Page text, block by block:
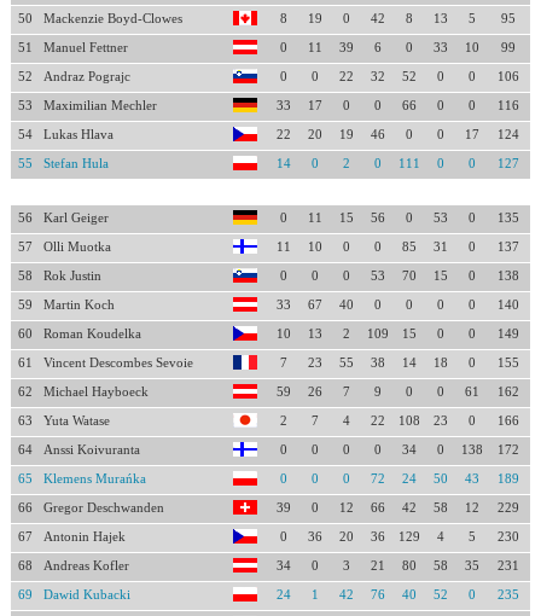
50 Mackenzie Boyd-Clowes 8 19 0 42 8 13 5 95
51 Manuel Fettner 0 11 39 6 0 33 10 99
52 Andraz Pograjc 0 0 22 32 52 0 0 106
53 Maximilian Mechler 33 17 0 0 66 0 0 116
54 Lukas Hlava 22 20 19 46 0 0 17 124
55 Stefan Hula 14 0 2 0 111 0 0 127
56 Karl Geiger 0 11 15 56 0 53 0 135
57 Olli Muotka 11 10 0 0 85 31 0 137
58 Rok Justin 0 0 0 53 70 15 0 138
59 Martin Koch 33 67 40 0 0 0 0 140
60 Roman Koudelka 10 13 2 109 15 0 0 149
61 Vincent Descombes Sevoie 7 23 55 38 14 18 0 155
62 Michael Hayboeck 59 26 7 9 0 0 61 162
63 Yuta Watase 2 7 4 22 108 23 0 166
64 Anssi Koivuranta 0 0 0 0 34 0 138 172
65 Klemens Murańka 0 0 0 72 24 50 43 189
66 Gregor Deschwanden 39 0 12 66 42 58 12 229
67 Antonin Hajek 0 36 20 36 129 4 5 230
68 Andreas Kofler 34 0 3 21 80 58 35 231
69 Dawid Kubacki 24 1 42 76 40 52 0 235